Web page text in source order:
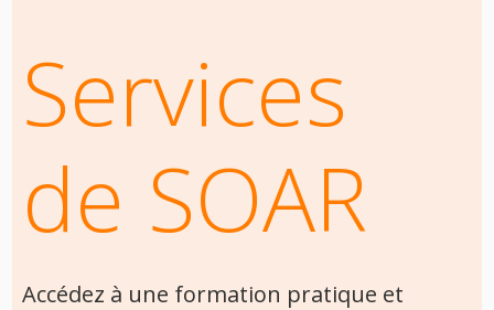
Services
de SOAR
Accédez à une formation pratique et